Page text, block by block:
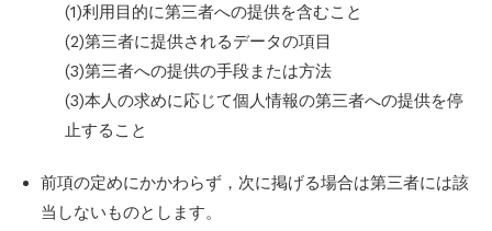
(1)利用目的に第三者への提供を含むこと
(2)第三者に提供されるデータの項目
(3)第三者への提供の手段または方法
(3)本人の求めに応じて個人情報の第三者への提供を停
止すること
前項の定めにかかわらず，次に掲げる場合は第三者には該
当しないものとします。